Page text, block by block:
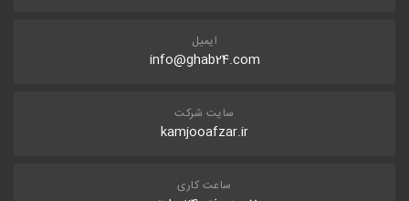
ایمیل
info@ghab24.com
سایت شرکت
kamjooafzar.ir
ساعت کاری